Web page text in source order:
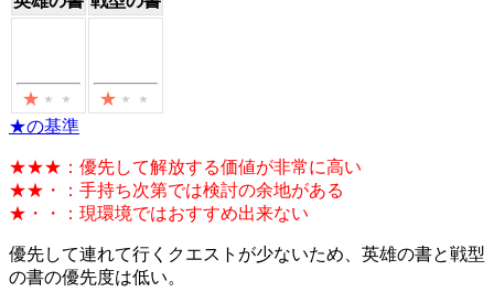
★の基準
★★★：優先して解放する価値が非常に高い
★★・：手持ち次第では検討の余地がある
★・・：現環境ではおすすめ出来ない
優先して連れて行くクエストが少ないため、英雄の書と戦型
の書の優先度は低い。